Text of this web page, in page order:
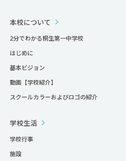
本校について
2分でわかる桐生第一中学校
はじめに
基本ビジョン
動画【学校紹介】
スクールカラーおよびロゴの紹介
学校生活
学校行事
施設